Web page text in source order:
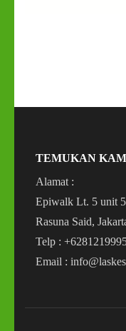
TEMUKAN
Alamat :
Epiwalk Lt. 5 unit
Rasuna Said,
Telp :
Email :